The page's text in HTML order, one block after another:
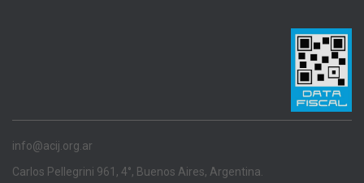
info@acij.org.ar
Carlos Pellegrini 961, 4°, Buenos Aires, Argentina.